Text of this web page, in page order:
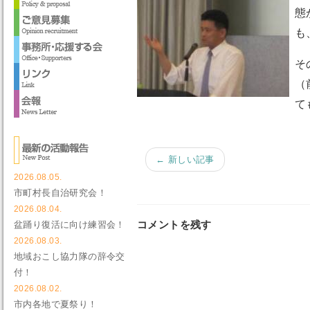
態
そ
て
← 新しい記事
コメントを残す
2026.08.05.
市町村長自治研究会！
2026.08.04.
盆踊り復活に向け練習会！
2026.08.03.
地域おこし協力隊の辞令交
付！
2026.08.02.
市内各地で夏祭り！